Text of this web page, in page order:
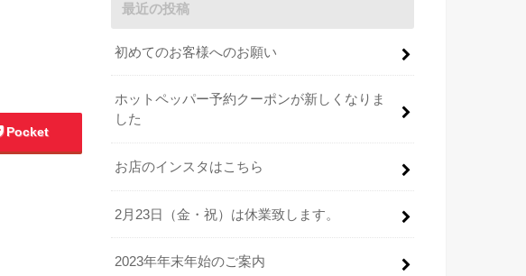
Pocket
最近の投稿
初めてのお客様へのお願い
ホットペッパー予約クーポンが新しくなりま
した
お店のインスタはこちら
2月23日（金・祝）は休業致します。
2023年年末年始のご案内